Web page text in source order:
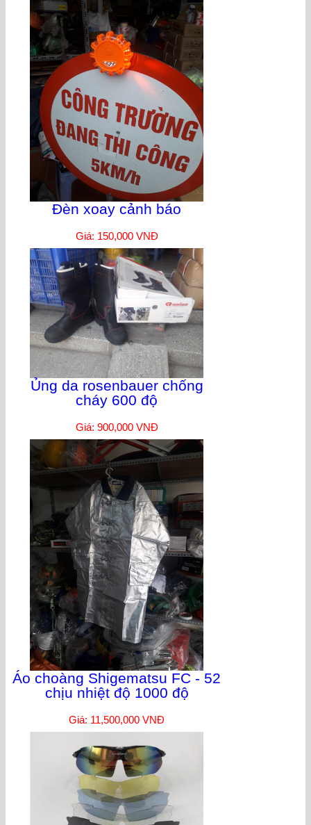
Đèn xoay cảnh báo
Giá: 150,000 VNĐ
Ủng da rosenbauer chống
cháy 600 độ
Giá: 900,000 VNĐ
Áo choàng Shigematsu FC - 52
chịu nhiệt độ 1000 độ
Giá: 11,500,000 VNĐ